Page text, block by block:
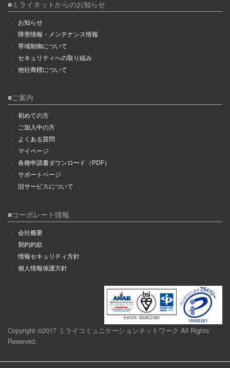
■ミライネットからのお知らせ
お知らせ
障害情報・メンテナンス情報
帯域制御について
セキュリティへの取り組み
他社商標について
■ご案内
初めての方
ご加入中の方
よくある質問
マイページ
各種申請書ダウンロード（PDF）
サポートページ
旧サービスについて
■コーポレート情報
会社概要
契約約款
情報セキュリティ方針
個人情報保護方針
Copyright ©2017 ミライコミュニケーションネットワーク All Rights
Reserved.